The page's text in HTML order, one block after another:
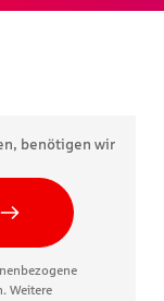
benötigen wir
Weitere